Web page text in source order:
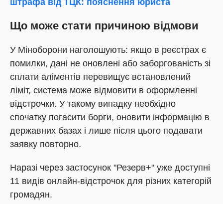
штрафа від ТЦК: пояснення юриста
Що може стати причиною відмови
У Міноборони наголошують: якщо в реєстрах є
помилки, дані не оновлені або заборгованість зі
сплати аліментів перевищує встановлений
ліміт, система може відмовити в оформленні
відстрочки. У такому випадку необхідно
спочатку погасити борги, оновити інформацію в
державних базах і лише після цього подавати
заявку повторно.
Наразі через застосунок "Резерв+" уже доступні
11 видів онлайн-відстрочок для різних категорій
громадян.